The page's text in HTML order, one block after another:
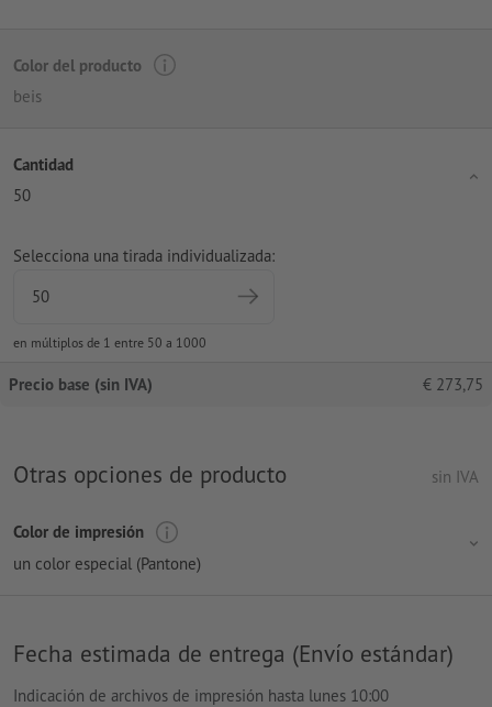
Color del producto
beis
Cantidad
50
Selecciona una tirada individualizada:
en múltiplos de 1 entre 50 a 1000
Precio base (sin IVA) € 273,75
Otras opciones de producto sin IVA
Color de impresión
un color especial (Pantone)
Fecha estimada de entrega (Envío estándar)
Indicación de archivos de impresión hasta lunes 10:00